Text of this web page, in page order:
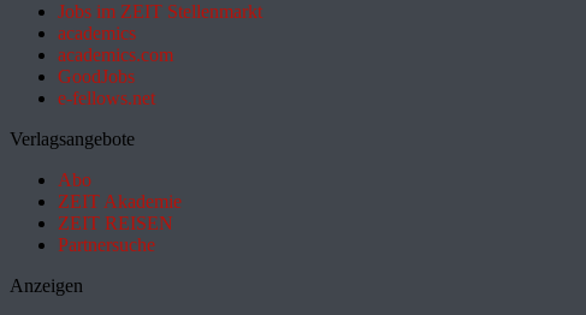
Jobs im ZEIT Stellenmarkt
academics
academics.com
GoodJobs
e-fellows.net
Verlagsangebote
Abo
ZEIT Akademie
ZEIT REISEN
Partnersuche
Anzeigen